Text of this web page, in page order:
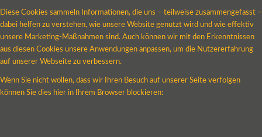
Diese Cookies sammeln Informationen, die uns – teilweise zusammengefasst –
dabei helfen zu verstehen, wie unsere Website genutzt wird und wie effektiv
unsere Marketing-Maßnahmen sind. Auch können wir mit den Erkenntnissen
aus diesen Cookies unsere Anwendungen anpassen, um die Nutzererfahrung
auf unserer Webseite zu verbessern.
Wenn Sie nicht wollen, dass wir Ihren Besuch auf unserer Seite verfolgen
können Sie dies hier in Ihrem Browser blockieren: